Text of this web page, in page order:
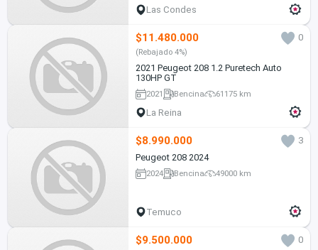
Las Condes
$11.480.000 0
(Rebajado 4%)
2021 Peugeot 208 1.2 Puretech Auto
130HP GT
2021 Bencina 61175 km
La Reina
$8.990.000
3
Peugeot 208 2024
2024 Bencina 49000 km
Temuco
$9.500.000
0